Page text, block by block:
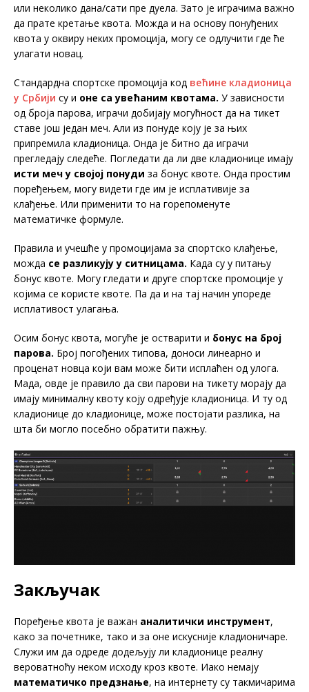
или неколико дана/сати пре дуела. Зато је играчима важно
да прате кретање квота. Можда и на основу понуђених
квота у оквиру неких промоција, могу се одлучити где ће
улагати новац.
Стандардна спортске промоција код већине кладионица
у Србији су и оне са увећаним квотама. У зависности
од броја парова, играчи добијају могућност да на тикет
ставе још један меч. Али из понуде коју је за њих
припремила кладионица. Онда је битно да играчи
прегледају следеће. Погледати да ли две кладионице имају
исти меч у својој понуди за бонус квоте. Онда простим
поређењем, могу видети где им је исплативије за
клађење. Или применити то на горепоменуте
математичке формуле.
Правила и учешће у промоцијама за спортско клађење,
можда се разликују у ситницама. Када су у питању
бонус квоте. Могу гледати и друге спортске промоције у
којима се користе квоте. Па да и на тај начин упореде
исплативост улагања.
Осим бонус квота, могуће је остварити и бонус на број
парова. Број погођених типова, доноси линеарно и
проценат новца који вам може бити исплаћен од улога.
Мада, овде је правило да сви парови на тикету морају да
имају минималну квоту коју одређује кладионица. И ту од
кладионице до кладионице, може постојати разлика, на
шта би могло посебно обратити пажњу.
Закључак
Поређење квота је важан аналитички инструмент,
како за почетнике, тако и за оне искусније кладионичаре.
Служи им да одреде додељују ли кладионице реалну
вероватноћу неком исходу кроз квоте. Иако немају
математичко предзнање, на интернету су такмичарима